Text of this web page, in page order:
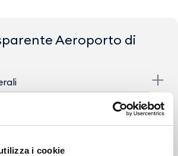
i cookie
Aeroporto di